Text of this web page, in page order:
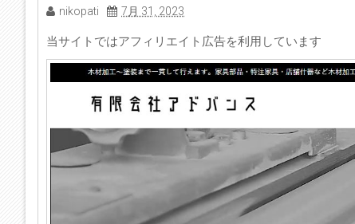
nikopati 7月 31, 2023
当サイトではアフィリエイト広告を利用しています